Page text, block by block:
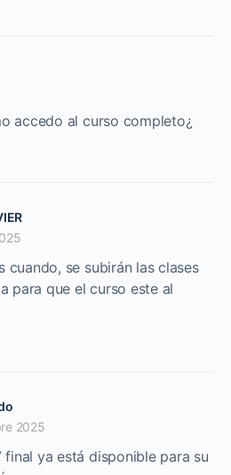
accedo al curso completo¿
cuando, se subirán las clases
para que el curso este al
2025
final ya está disponible para su